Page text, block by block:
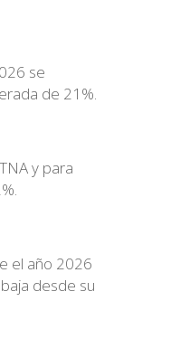
se
de 21%.
y para
el año 2026
desde su